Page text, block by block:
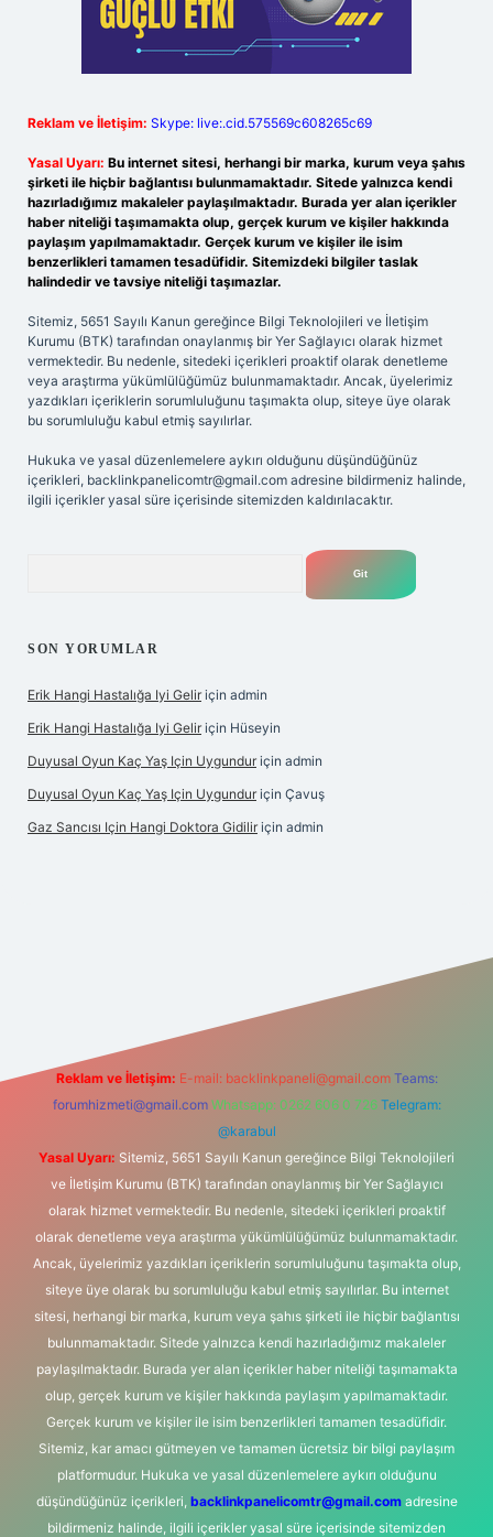
Reklam ve İletişim: Skype: live:.cid.575569c608265c69
Yasal Uyarı: Bu internet sitesi, herhangi bir marka, kurum veya şahıs
şirketi ile hiçbir bağlantısı bulunmamaktadır. Sitede yalnızca kendi
hazırladığımız makaleler paylaşılmaktadır. Burada yer alan içerikler
haber niteliği taşımamakta olup, gerçek kurum ve kişiler hakkında
paylaşım yapılmamaktadır. Gerçek kurum ve kişiler ile isim
benzerlikleri tamamen tesadüfidir. Sitemizdeki bilgiler taslak
halindedir ve tavsiye niteliği taşımazlar.
Sitemiz, 5651 Sayılı Kanun gereğince Bilgi Teknolojileri ve İletişim
Kurumu (BTK) tarafından onaylanmış bir Yer Sağlayıcı olarak hizmet
vermektedir. Bu nedenle, sitedeki içerikleri proaktif olarak denetleme
veya araştırma yükümlülüğümüz bulunmamaktadır. Ancak, üyelerimiz
yazdıkları içeriklerin sorumluluğunu taşımakta olup, siteye üye olarak
bu sorumluluğu kabul etmiş sayılırlar.
Hukuka ve yasal düzenlemelere aykırı olduğunu düşündüğünüz
içerikleri, backlinkpanelicomtr@gmail.com adresine bildirmeniz halinde,
ilgili içerikler yasal süre içerisinde sitemizden kaldırılacaktır.
SON YORUMLAR
Erik Hangi Hastalığa Iyi Gelir için admin
Erik Hangi Hastalığa Iyi Gelir için Hüseyin
Duyusal Oyun Kaç Yaş Için Uygundur için admin
Duyusal Oyun Kaç Yaş Için Uygundur için Çavuş
Gaz Sancısı Için Hangi Doktora Gidilir için admin
Reklam ve İletişim: E-mail: backlinkpaneli@gmail.com Teams:
forumhizmeti@gmail.com Whatsapp: 0262 606 0 726 Telegram:
@karabul
Yasal Uyarı: Sitemiz, 5651 Sayılı Kanun gereğince Bilgi Teknolojileri
ve İletişim Kurumu (BTK) tarafından onaylanmış bir Yer Sağlayıcı
olarak hizmet vermektedir. Bu nedenle, sitedeki içerikleri proaktif
olarak denetleme veya araştırma yükümlülüğümüz bulunmamaktadır.
Ancak, üyelerimiz yazdıkları içeriklerin sorumluluğunu taşımakta olup,
siteye üye olarak bu sorumluluğu kabul etmiş sayılırlar. Bu internet
sitesi, herhangi bir marka, kurum veya şahıs şirketi ile hiçbir bağlantısı
bulunmamaktadır. Sitede yalnızca kendi hazırladığımız makaleler
paylaşılmaktadır. Burada yer alan içerikler haber niteliği taşımamakta
olup, gerçek kurum ve kişiler hakkında paylaşım yapılmamaktadır.
Gerçek kurum ve kişiler ile isim benzerlikleri tamamen tesadüfidir.
Sitemiz, kar amacı gütmeyen ve tamamen ücretsiz bir bilgi paylaşım
platformudur. Hukuka ve yasal düzenlemelere aykırı olduğunu
düşündüğünüz içerikleri, backlinkpanelicomtr@gmail.comadresine
bildirmeniz halinde, ilgili içerikler yasal süre içerisinde sitemizden